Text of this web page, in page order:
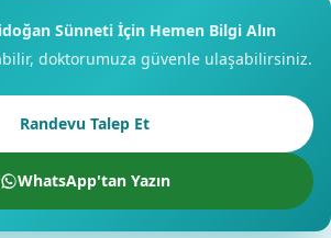
Sünneti İçin Hemen Bilgi Alın
doktorumuza güvenle ulaşabilirsiniz.
Randevu Talep Et
WhatsApp'tan Yazın